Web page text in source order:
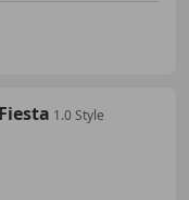
1.0 Style